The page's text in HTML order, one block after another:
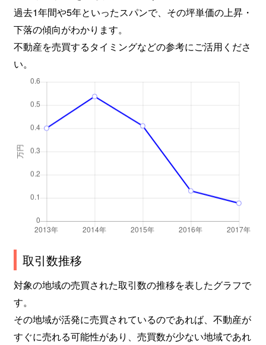
過去1年間や5年といったスパンで、その坪単価の上昇・
下落の傾向がわかります。
不動産を売買するタイミングなどの参考にご活用くださ
い。
取引数推移
対象の地域の売買された取引数の推移を表したグラフで
す。
その地域が活発に売買されているのであれば、不動産が
すぐに売れる可能性があり、売買数が少ない地域であれ